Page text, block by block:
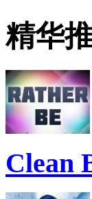
精华
Clean